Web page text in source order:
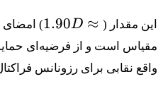
این مقدار (
D
\approx
1.90
D ≈
1.90) امضای
مقیاس است و از فرضیه‌ای
واقع نقابی برای رزونانس